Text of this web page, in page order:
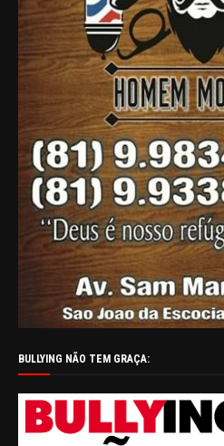
BULLYING NÃO TEM GRAÇA: